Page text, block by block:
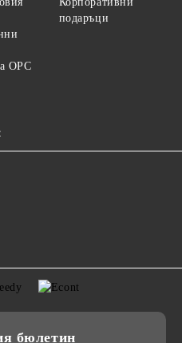
ОРС
подаръци
бюлетин